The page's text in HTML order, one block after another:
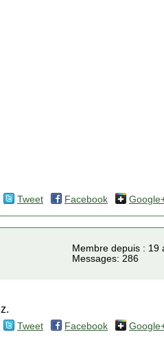
Tweet Facebook
Membre depuis : 19
Messages: 286
Tweet Facebook